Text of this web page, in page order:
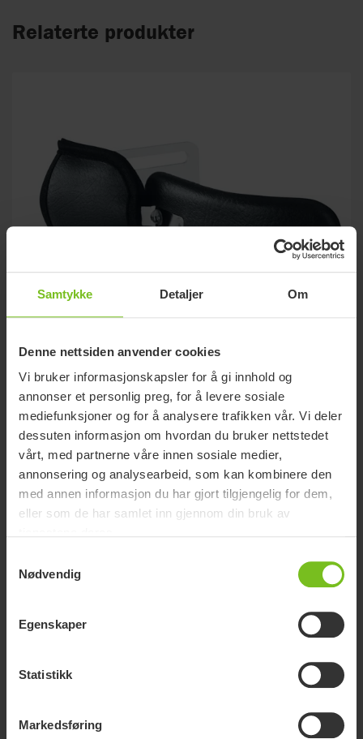
Samtykke Detaljer Om
Denne nettsiden anvender cookies
Vi bruker informasjonskapsler for å gi innhold og
annonser et personlig preg, for å levere sosiale
mediefunksjoner og for å analysere trafikken vår. Vi deler
dessuten informasjon om hvordan du bruker nettstedet
vårt, med partnerne våre innen sosiale medier,
annonsering og analysearbeid, som kan kombinere den
med annen informasjon du har gjort tilgjengelig for dem,
eller som de har samlet inn gjennom din bruk av
Nødvendig
Egenskaper
Statistikk
Markedsføring
Relaterte produkter
Beskyttelsesmuffe